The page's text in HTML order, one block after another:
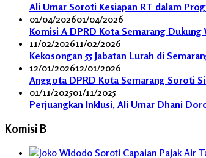
Ali Umar Soroti Kesiapan RT dalam
01/04/202601/04/2026
Komisi A DPRD Kota Semarang
11/02/202611/02/2026
Kekosongan 55 Jabatan Lurah di
12/01/202612/01/2026
Anggota DPRD Kota Semarang Soroti
01/11/202501/11/2025
Perjuangkan Inklusi, Ali Umar Dhani
Komisi B